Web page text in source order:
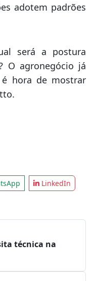
adotem padrões
será a postura
O agronegócio já
hora de mostrar
LinkedIn
técnica na